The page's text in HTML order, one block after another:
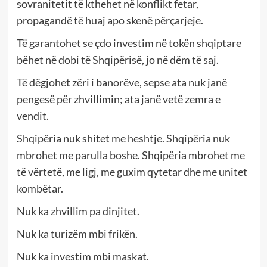
sovranitetit të kthehet në konflikt fetar,
propagandë të huaj apo skenë përçarjeje.
Të garantohet se çdo investim në tokën shqiptare
bëhet në dobi të Shqipërisë, jo në dëm të saj.
Të dëgjohet zëri i banorëve, sepse ata nuk janë
pengesë për zhvillimin; ata janë vetë zemra e
vendit.
Shqipëria nuk shitet me heshtje. Shqipëria nuk
mbrohet me parulla boshe. Shqipëria mbrohet me
të vërtetë, me ligj, me guxim qytetar dhe me unitet
kombëtar.
Nuk ka zhvillim pa dinjitet.
Nuk ka turizëm mbi frikën.
Nuk ka investim mbi maskat.